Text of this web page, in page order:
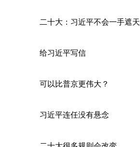
二十大：习近平不会一手遮天
给习近平写信
可以比普京更伟大？
习近平连任没有悬念